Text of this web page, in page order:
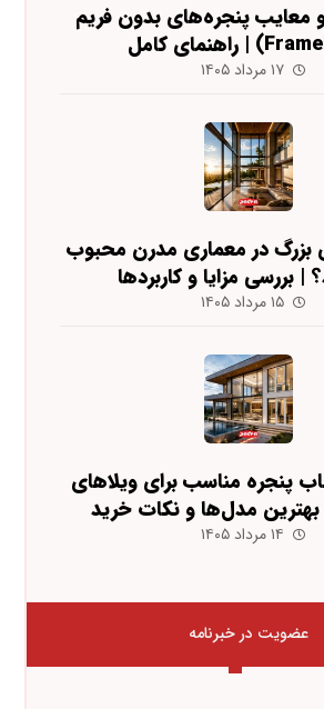
و معایب پنجره‌های بدون فریم
۱۷ مرداد ۱۴۰۵
بزرگ در معماری مدرن محبوب
| بررسی مزایا و کاربردها
۱۵ مرداد ۱۴۰۵
پنجره مناسب برای ویلاهای
مدل‌ها و نکات خرید
۱۴ مرداد ۱۴۰۵
عضویت در خبرنامه